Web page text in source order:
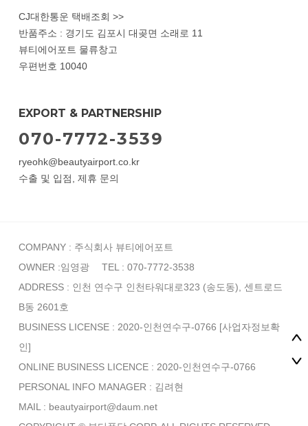
CJ대한통운 택배조회 >>
반품주소 : 경기도 김포시 대곶면 소래로 11
뷰티에어포트 물류창고
우편번호 10040
EXPORT & PARTNERSHIP
070-7772-3539
ryeohk@beautyairport.co.kr
수출 및 입점, 제휴 문의
COMPANY : 주식회사 뷰티에어포트
OWNER :임영광
TEL : 070-7772-3538
ADDRESS : 인천 연수구 인천타워대로323 (송도동), 센트로드
B동 2601호
BUSINESS LICENSE : 2020-인천연수구-0766 [사업자정보확
인]
ONLINE BUSINESS LICENCE : 2020-인천연수구-0766
PERSONAL INFO MANAGER : 김려현
MAIL : beautyairport@daum.net